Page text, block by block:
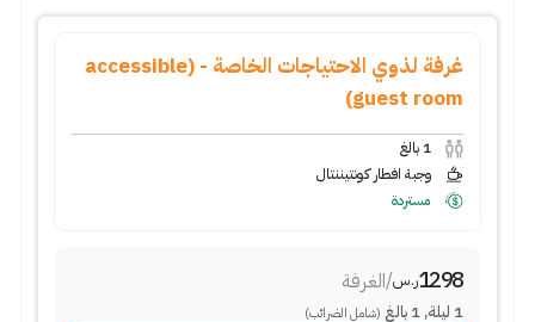
غرفة لذوي الاحتياجات الخاصة - (accessible
guest room)
1 بالغ
وجبة افطار كونتيننتال
مستردة
1298ر.س/الغرفة
1 ليلة,
1 بالغ (شامل الضرائب)